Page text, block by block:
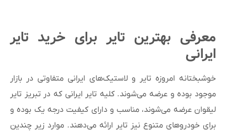
معرفی بهترین تایر برای خرید تایر
ایرانی‌
خوشبختانه امروزه تایر و لاستیک‌های ایرانی متفاوتی در بازار
موجود بوده و ‌عرضه می‌شوند. کلیه تایر ایرانی که در تبریز تایر
لیقوان عرضه می‌شوند، مناسب و دارای کیفیت درجه یک بوده و
برای خودروهای متنوع نیز تایر ارائه می‌دهند. موارد زیر چندین